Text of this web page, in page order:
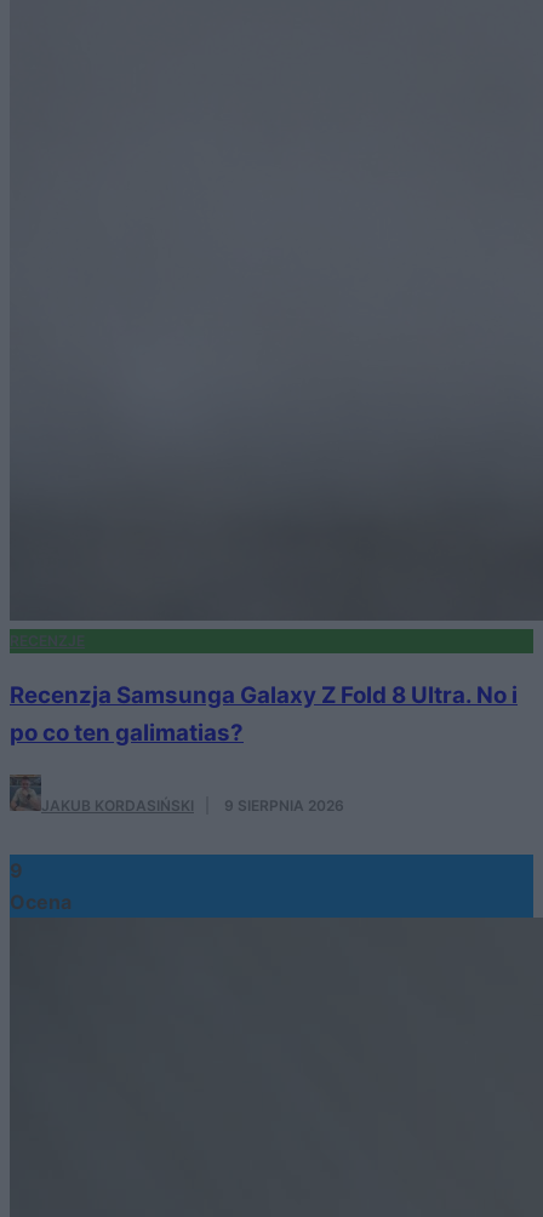
RECENZJE
Recenzja Samsunga Galaxy Z Fold 8 Ultra. No i
po co ten galimatias?
JAKUB KORDASIŃSKI 9 SIERPNIA 2026
9
Ocena